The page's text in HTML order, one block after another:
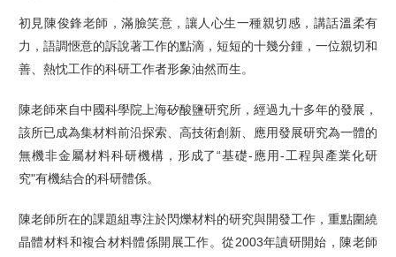
初見陳俊鋒老師，滿臉笑意，讓人心生一種親切感，講話溫柔有
力，語調愜意的訴說著工作的點滴，短短的十幾分鍾，一位親切和
善、熱忱工作的科研工作者形象油然而生。
陳老師來自中國科學院上海矽酸鹽研究所，經過九十多年的發展，
該所已成為集材料前沿探索、高技術創新、應用發展研究為一體的
無機非金屬材料科研機構，形成了“基礎-應用-工程與產業化研
究"有機結合的科研體係。
陳老師所在的課題組專注於閃爍材料的研究與開發工作，重點圍繞
晶體材料和複合材料體係開展工作。從2003年讀研開始，陳老師